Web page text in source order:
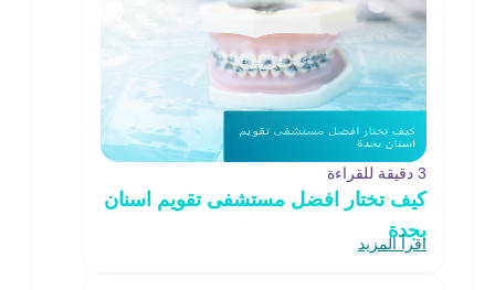
3 دقيقة للقراءة
كيف تختار افضل مستشفى تقويم اسنان
بجدة
اقرأ المزيد